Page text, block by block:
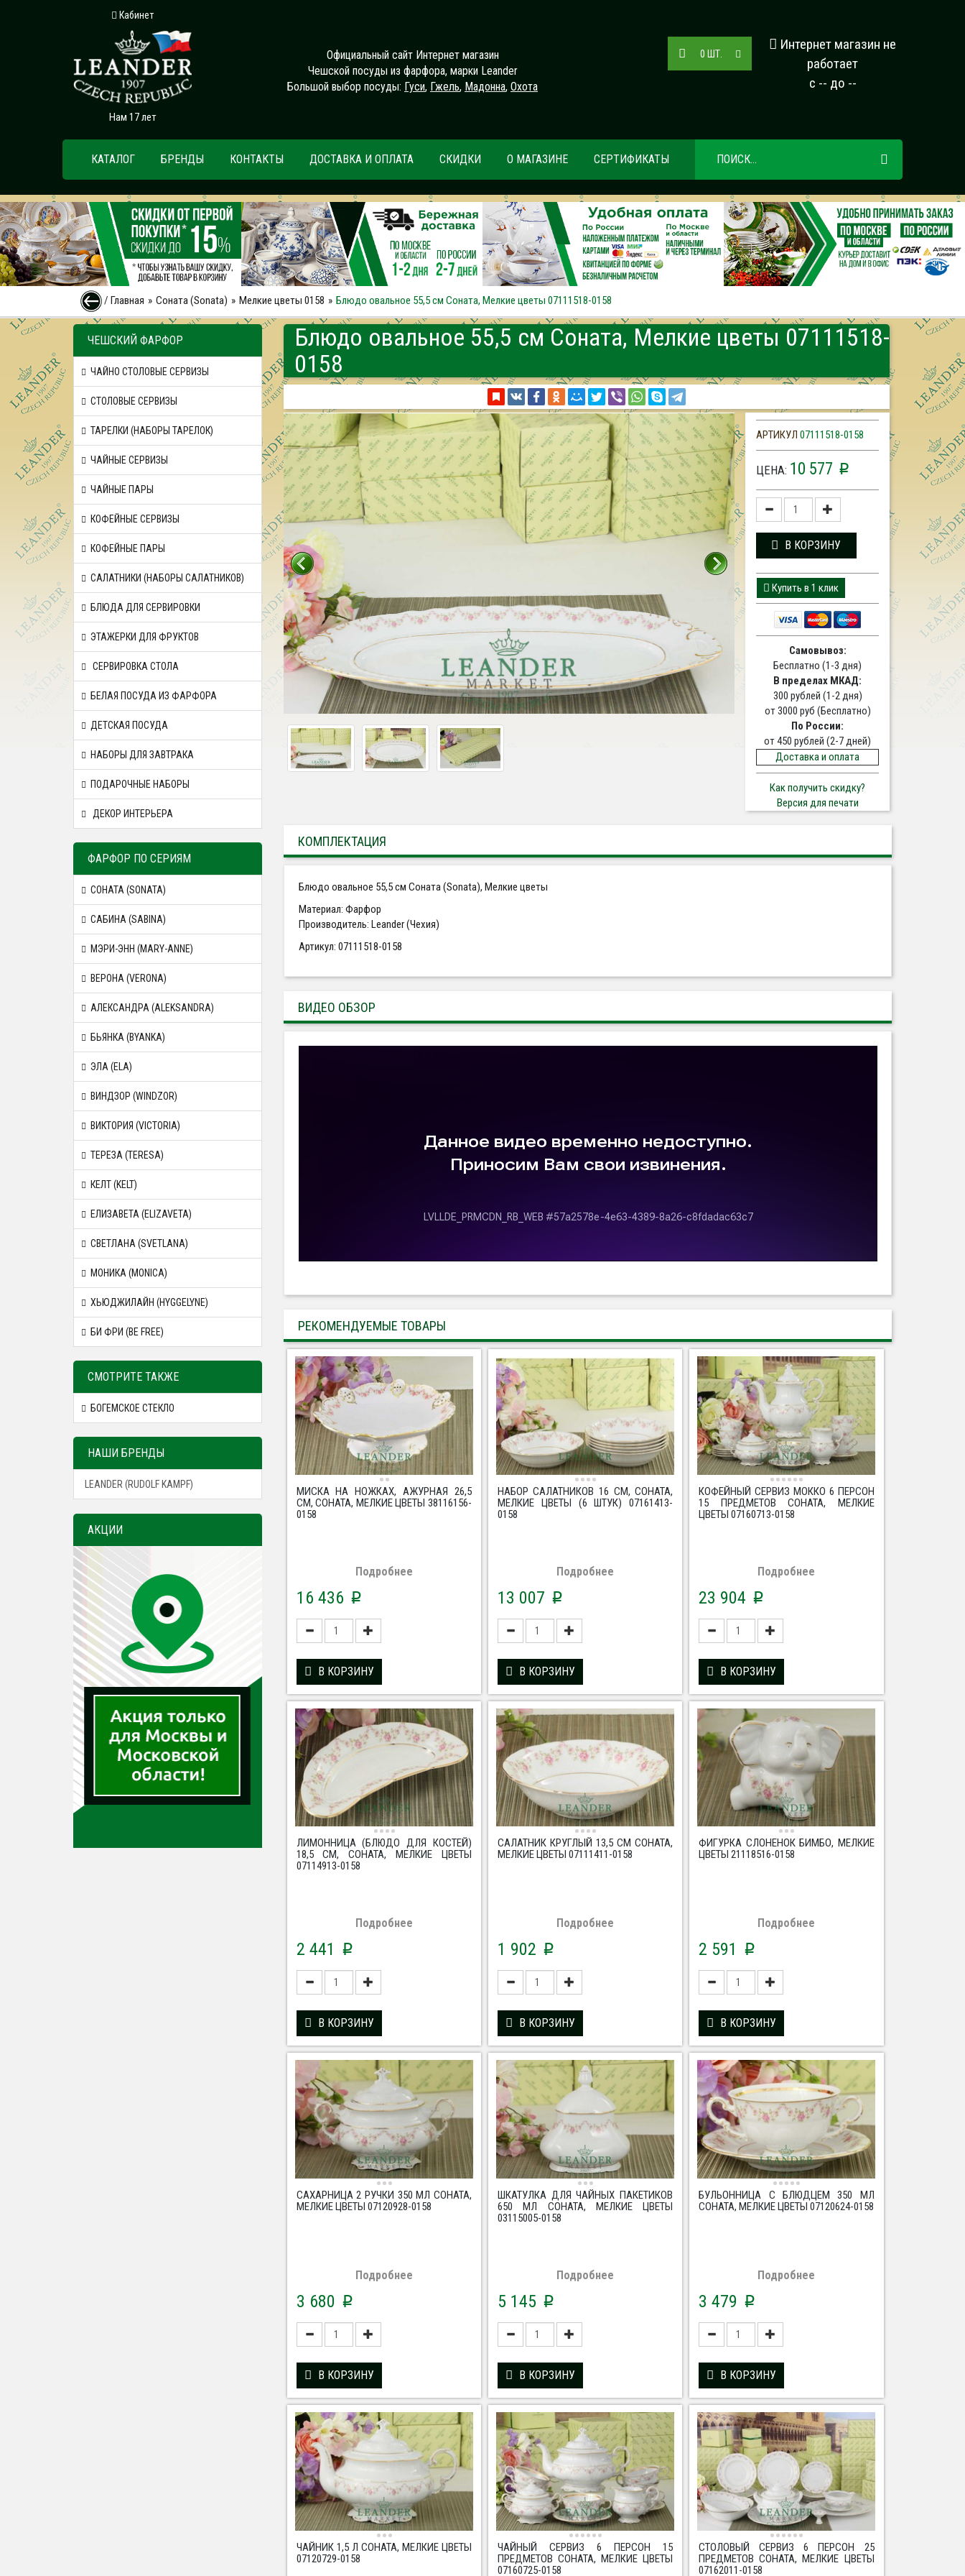
Кабинет
Нам 17 лет
Официальный сайт Интернет магазин
Чешской посуды из фарфора, марки Leander
Большой выбор посуды: Гуси, Гжель, Мадонна, Охота
0 ШТ.
Интернет магазин не
работает
с -- до --
КАТАЛОГ БРЕНДЫ КОНТАКТЫ ДОСТАВКА И ОПЛАТА СКИДКИ О МАГАЗИНЕ СЕРТИФИКАТЫ
/ Главная Соната (Sonata) Мелкие цветы 0158 Блюдо овальное 55,5 см Соната, Мелкие цветы 07111518-0158
ЧЕШСКИЙ ФАРФОР
ЧАЙНО СТОЛОВЫЕ СЕРВИЗЫ
СТОЛОВЫЕ СЕРВИЗЫ
ТАРЕЛКИ (НАБОРЫ ТАРЕЛОК)
ЧАЙНЫЕ СЕРВИЗЫ
ЧАЙНЫЕ ПАРЫ
КОФЕЙНЫЕ СЕРВИЗЫ
КОФЕЙНЫЕ ПАРЫ
САЛАТНИКИ (НАБОРЫ САЛАТНИКОВ)
БЛЮДА ДЛЯ СЕРВИРОВКИ
ЭТАЖЕРКИ ДЛЯ ФРУКТОВ
СЕРВИРОВКА СТОЛА
БЕЛАЯ ПОСУДА ИЗ ФАРФОРА
ДЕТСКАЯ ПОСУДА
НАБОРЫ ДЛЯ ЗАВТРАКА
ПОДАРОЧНЫЕ НАБОРЫ
ДЕКОР ИНТЕРЬЕРА
ФАРФОР ПО СЕРИЯМ
СОНАТА (SONATA)
САБИНА (SABINA)
МЭРИ-ЭНН (MARY-ANNE)
ВЕРОНА (VERONA)
АЛЕКСАНДРА (ALEKSANDRA)
БЬЯНКА (BYANKA)
ЭЛА (ELA)
ВИНДЗОР (WINDZOR)
ВИКТОРИЯ (VICTORIA)
ТЕРЕЗА (TERESA)
КЕЛТ (KELT)
ЕЛИЗАВЕТА (ELIZAVETA)
СВЕТЛАНА (SVETLANA)
МОНИКА (MONICA)
ХЬЮДЖИЛАЙН (HYGGELYNE)
БИ ФРИ (BE FREE)
СМОТРИТЕ ТАКЖЕ
БОГЕМСКОЕ СТЕКЛО
НАШИ БРЕНДЫ
LEANDER (RUDOLF KAMPF)
АКЦИИ
Блюдо овальное 55,5 см Соната, Мелкие цветы 07111518-
0158
АРТИКУЛ 07111518-0158
ЦЕНА: 10 577 p
В КОРЗИНУ
Купить в 1 клик
Самовывоз:
Бесплатно (1-3 дня)
В пределах МКАД:
300 рублей (1-2 дня)
от 3000 руб (Бесплатно)
По России:
от 450 рублей (2-7 дней)
Доставка и оплата
Как получить скидку?
Версия для печати
КОМПЛЕКТАЦИЯ
Блюдо овальное 55,5 см Соната (Sonata), Мелкие цветы
Материал: Фарфор
Производитель: Leander (Чехия)
Артикул: 07111518-0158
ВИДЕО ОБЗОР
РЕКОМЕНДУЕМЫЕ ТОВАРЫ
МИСКА НА НОЖКАХ, АЖУРНАЯ 26,5
СМ, СОНАТА, МЕЛКИЕ ЦВЕТЫ 38116156-
0158
Подробнее
16 436 p
В КОРЗИНУ
НАБОР САЛАТНИКОВ 16 СМ, СОНАТА,
МЕЛКИЕ ЦВЕТЫ (6 ШТУК) 07161413-
0158
Подробнее
13 007 p
В КОРЗИНУ
КОФЕЙНЫЙ СЕРВИЗ МОККО 6 ПЕРСОН
15 ПРЕДМЕТОВ СОНАТА, МЕЛКИЕ
ЦВЕТЫ 07160713-0158
Подробнее
23 904 p
В КОРЗИНУ
ЛИМОННИЦА (БЛЮДО ДЛЯ КОСТЕЙ)
18,5 СМ, СОНАТА, МЕЛКИЕ ЦВЕТЫ
07114913-0158
Подробнее
2 441 p
В КОРЗИНУ
САЛАТНИК КРУГЛЫЙ 13,5 СМ СОНАТА,
МЕЛКИЕ ЦВЕТЫ 07111411-0158
Подробнее
1 902 p
В КОРЗИНУ
ФИГУРКА СЛОНЕНОК БИМБО, МЕЛКИЕ
ЦВЕТЫ 21118516-0158
Подробнее
2 591 p
В КОРЗИНУ
САХАРНИЦА 2 РУЧКИ 350 МЛ СОНАТА,
МЕЛКИЕ ЦВЕТЫ 07120928-0158
Подробнее
3 680 p
В КОРЗИНУ
ШКАТУЛКА ДЛЯ ЧАЙНЫХ ПАКЕТИКОВ
650 МЛ СОНАТА, МЕЛКИЕ ЦВЕТЫ
03115005-0158
Подробнее
5 145 p
В КОРЗИНУ
БУЛЬОННИЦА С БЛЮДЦЕМ 350 МЛ
СОНАТА, МЕЛКИЕ ЦВЕТЫ 07120624-0158
Подробнее
3 479 p
В КОРЗИНУ
ЧАЙНИК 1,5 Л СОНАТА, МЕЛКИЕ ЦВЕТЫ
07120729-0158
ЧАЙНЫЙ СЕРВИЗ 6 ПЕРСОН 15
ПРЕДМЕТОВ СОНАТА, МЕЛКИЕ ЦВЕТЫ
07160725-0158
СТОЛОВЫЙ СЕРВИЗ 6 ПЕРСОН 25
ПРЕДМЕТОВ СОНАТА, МЕЛКИЕ ЦВЕТЫ
07162011-0158